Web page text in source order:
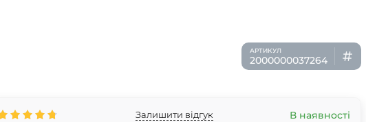
2000000037264
Залишити відгук В наявності